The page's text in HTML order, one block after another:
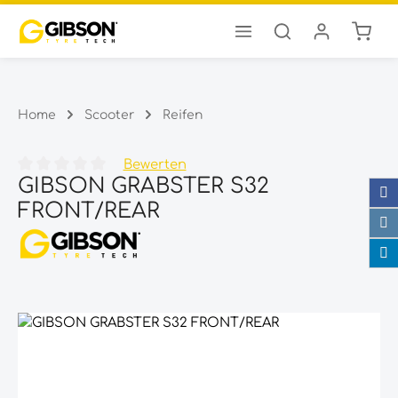
Zum Hauptinhalt springen
Home Scooter Reifen
Durchschnittliche Bewertung von 0 von 5 Sternen
Bewerten
GIBSON GRABSTER S32
FRONT/REAR
Bildergalerie überspringen